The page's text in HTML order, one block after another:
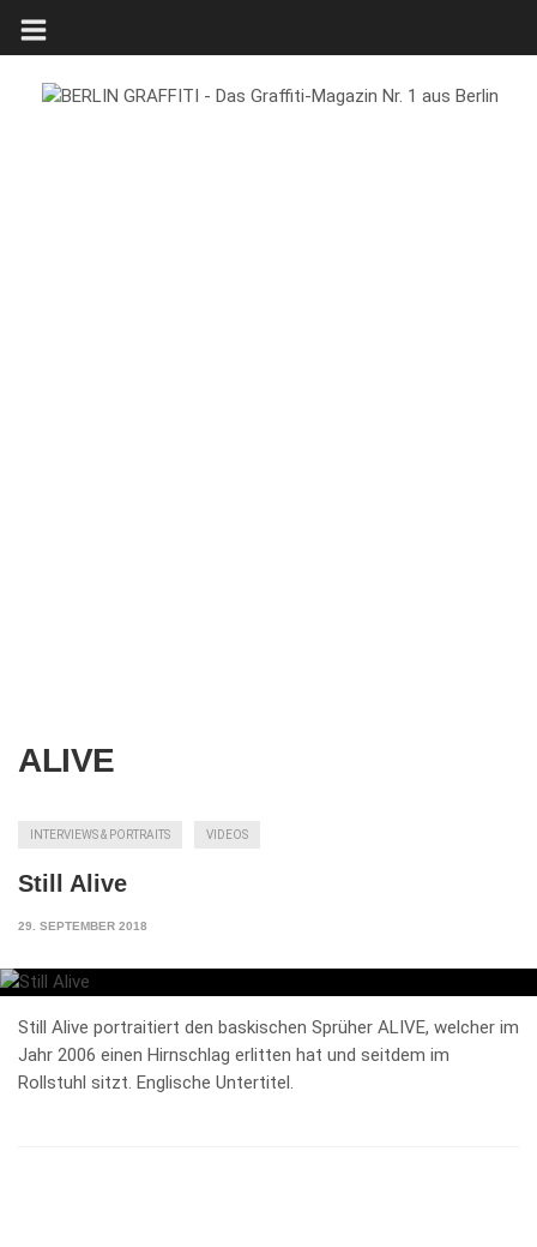
ALIVE
INTERVIEWS & PORTRAITS VIDEOS
Still Alive
29. SEPTEMBER 2018
Still Alive portraitiert den baskischen Sprüher ALIVE, welcher im
Jahr 2006 einen Hirnschlag erlitten hat und seitdem im
Rollstuhl sitzt. Englische Untertitel.